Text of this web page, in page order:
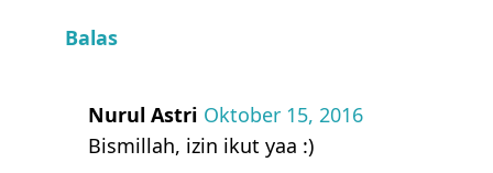
Balas
Nurul Astri Oktober 15, 2016
Bismillah, izin ikut yaa :)